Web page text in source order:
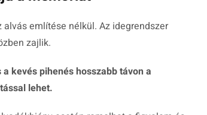
említése nélkül. Az idegrendszer
zajlik.
kevés pihenés hosszabb távon a
lehet.